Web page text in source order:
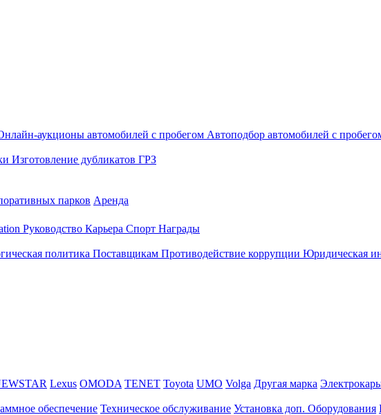
аукционы автомобилей с пробегом Автоподбор автомобилей с
Изготовление дубликатов ГРЗ
парков Аренда
Руководство Карьера Спорт Награды
политика Поставщикам Противодействие коррупции Юридическая
Lexus OMODA TENET Toyota UMO Volga Другая марка
обеспечение Техническое обслуживание Установка доп. Оборудования